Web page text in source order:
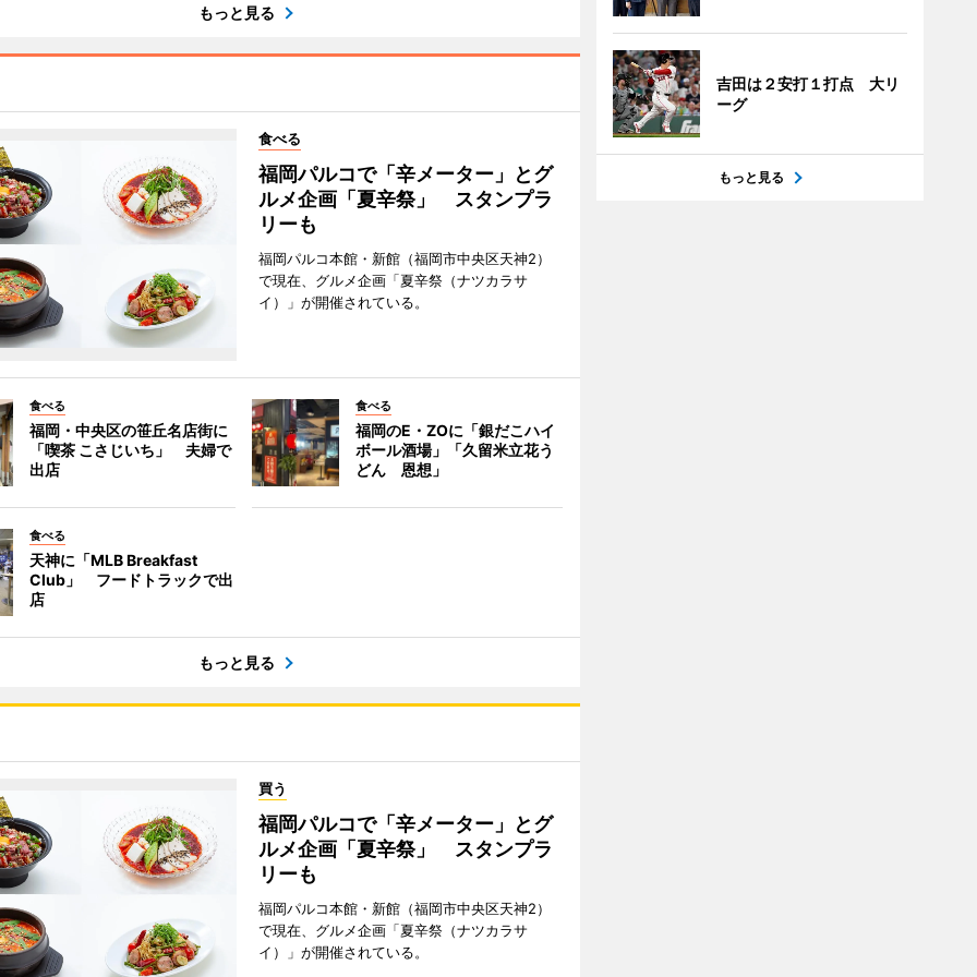
もっと見る
食べる
福岡パルコで「辛メーター」とグ
ルメ企画「夏辛祭」 スタンプラ
リーも
福岡パルコ本館・新館（福岡市中央区天神2）
で現在、グルメ企画「夏辛祭（ナツカラサ
イ）」が開催されている。
食べる
福岡・中央区の笹丘名店街に
「喫茶 こさじいち」 夫婦で
出店
食べる
福岡のE・ZOに「銀だこハイ
ボール酒場」「久留米立花う
どん 恩想」
食べる
天神に「MLB Breakfast
Club」 フードトラックで出
店
もっと見る
買う
福岡パルコで「辛メーター」とグ
ルメ企画「夏辛祭」 スタンプラ
リーも
福岡パルコ本館・新館（福岡市中央区天神2）
で現在、グルメ企画「夏辛祭（ナツカラサ
イ）」が開催されている。
吉田は２安打１打点 大リ
ーグ
もっと見る